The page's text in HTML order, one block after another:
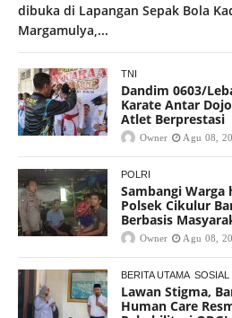
dibuka di Lapangan Sepak Bola
Margamulya,...
TNI
Dandim 0603/
Karate Antar
Atlet Berprestasi
Owner Agu 08,
POLRI
Sambangi Warga
Polsek Cikulur
Berbasis
Owner Agu 08,
BERITA UTAMA SOSIAL
Lawan Stigma,
Human Care